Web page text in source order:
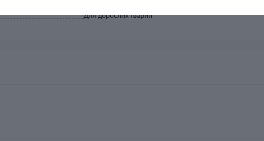
Для дорослих тварин